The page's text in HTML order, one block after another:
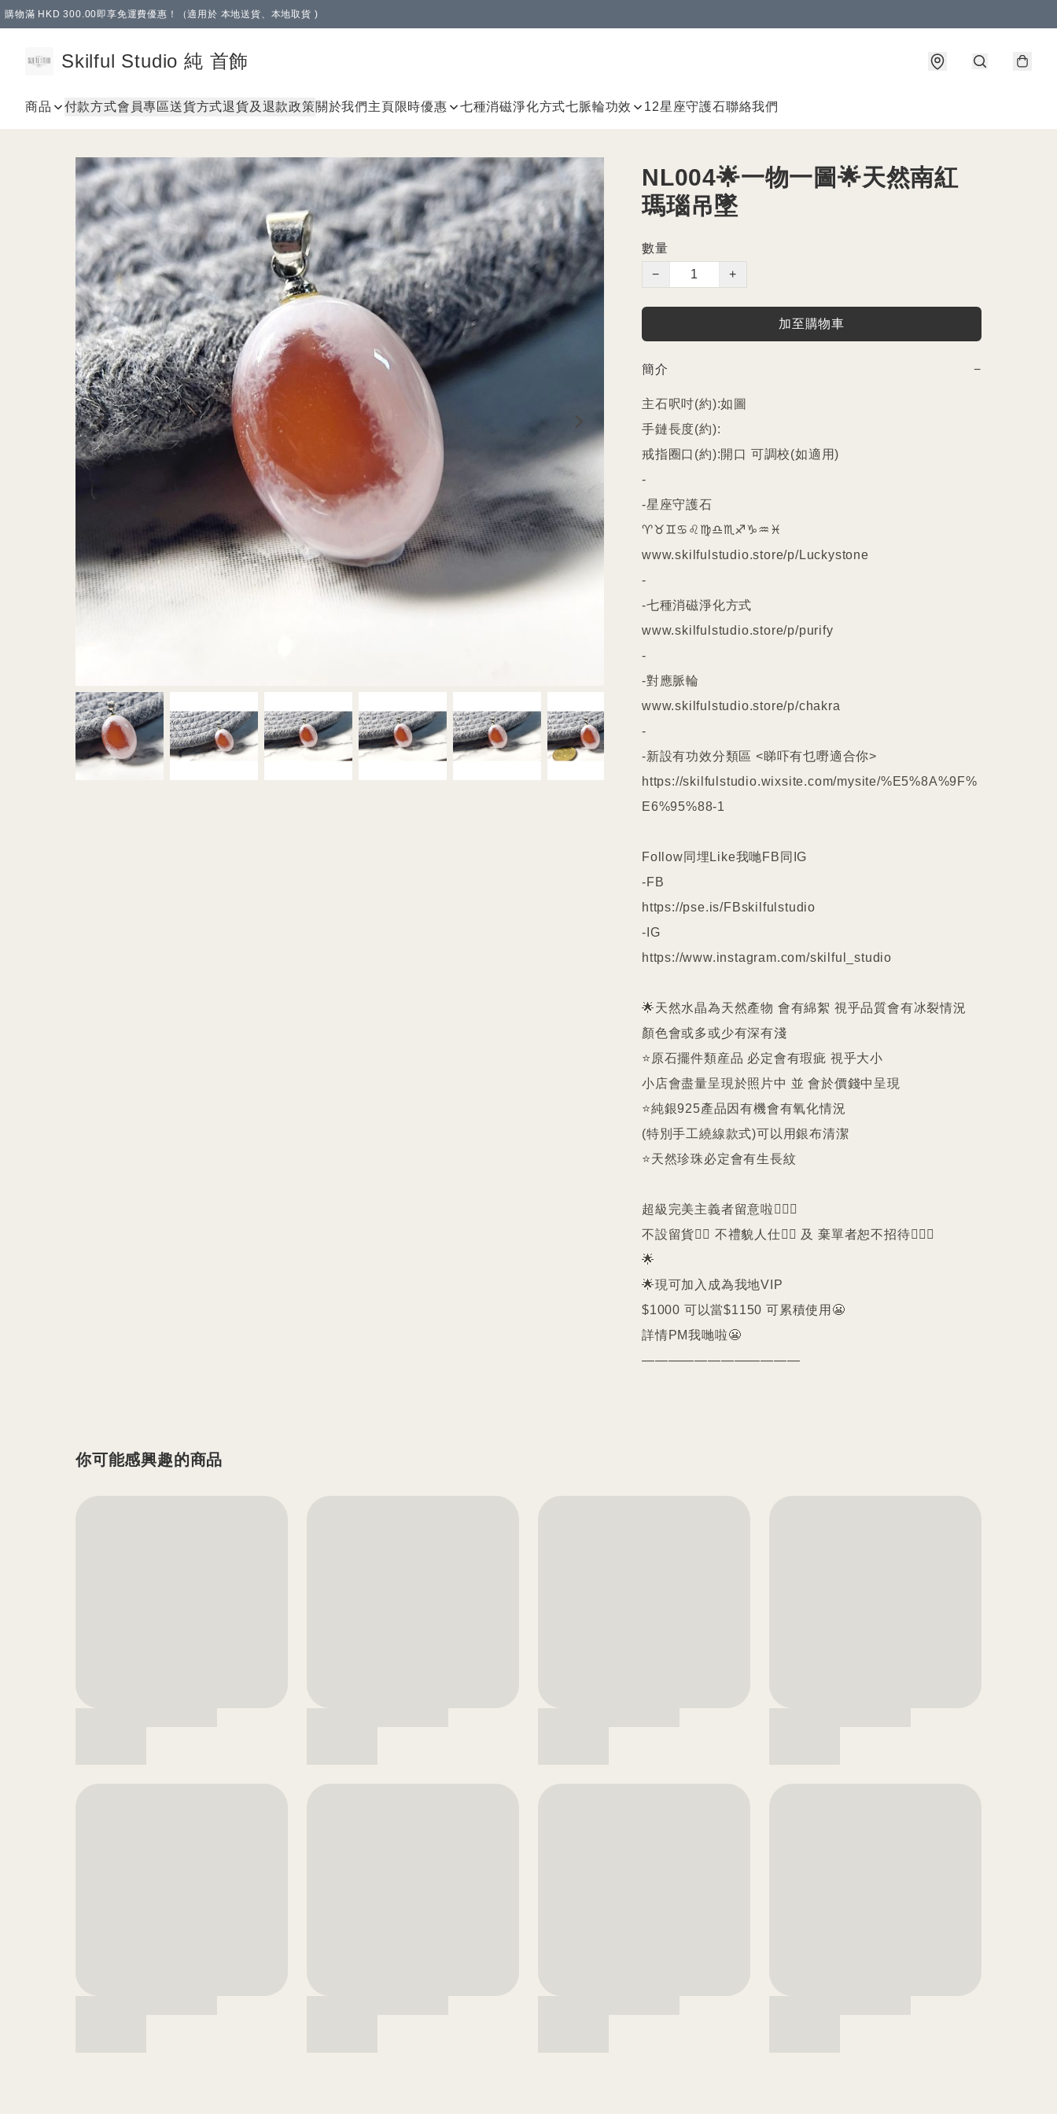
購物滿 HKD 300.00即享免運費優惠！（適用於 本地送貨、本地取貨 )
Skilful Studio 純 首飾
商品 付款方式會員專區送貨方式退貨及退款政策關於我們 主頁限時優惠 七種消磁淨化方式七脈輪功效 12星座守護石聯絡我們
NL004🌟一物一圖🌟天然南紅
瑪瑙吊墜
數量
−
+
加至購物車
簡介 −
主石呎吋(約):如圖
手鏈長度(約):
戒指圈口(約):開口 可調校(如適用)
-
-星座守護石
♈️♉️♊️♋️♌️♍️♎️♏️♐️♑️♒️♓️
www.skilfulstudio.store/p/Luckystone
-
-七種消磁淨化方式
www.skilfulstudio.store/p/purify
-
-對應脈輪
www.skilfulstudio.store/p/chakra
-
-新設有功效分類區 <睇吓有乜嘢適合你>
https://skilfulstudio.wixsite.com/mysite/%E5%8A%9F%
E6%95%88-1
Follow同埋Like我哋FB同IG
-FB
https://pse.is/FBskilfulstudio
-IG
https://www.instagram.com/skilful_studio
🌟天然水晶為天然產物 會有綿絮 視乎品質會有冰裂情況
顏色會或多或少有深有淺
⭐️原石擺件類産品 必定會有瑕疵 視乎大小
小店會盡量呈現於照片中 並 會於價錢中呈現
⭐️純銀925產品因有機會有氧化情況
(特別手工繞線款式)可以用銀布清潔
⭐️天然珍珠必定會有生長紋
超級完美主義者留意啦🙇🏻‍♀️
不設留貨🙅‍♀️ 不禮貌人仕🙅‍♀️ 及 棄單者恕不招待🙇🏻‍♀️
🌟
🌟現可加入成為我地VIP
$1000 可以當$1150 可累積使用😬
詳情PM我哋啦😬
————————————
你可能感興趣的商品